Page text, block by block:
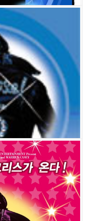
미옥홍승아조선명 박민성
김도영 김종남
나혜(난아)박시범홍미옥최
박선하 박주용 윤동현송하나